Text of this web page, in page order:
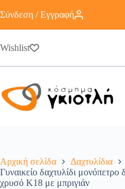
Σύνδεση / Εγγραφή
Wishlist
Αρχική σελίδα
Δαχτυλίδια
Γυναικείο δαχτυλίδι
χρυσό Κ18 με μπριγιάν